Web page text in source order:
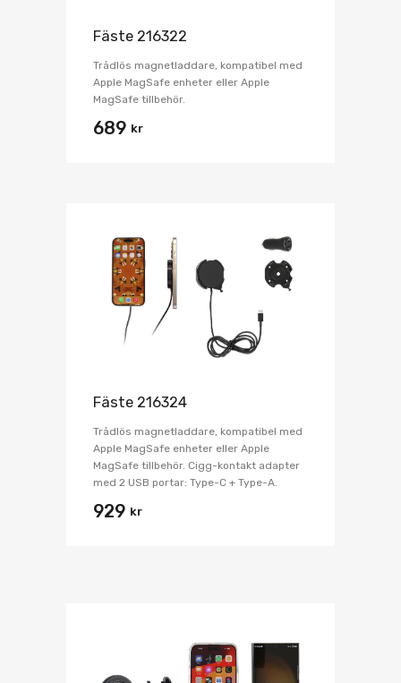
Fäste 216322
Trådlös magnetladdare, kompatibel med
Apple MagSafe enheter eller Apple
MagSafe tillbehör.
689 kr
Fäste 216324
Trådlös magnetladdare, kompatibel med
Apple MagSafe enheter eller Apple
MagSafe tillbehör. Cigg-kontakt adapter
med 2 USB portar: Type-C + Type-A.
929 kr